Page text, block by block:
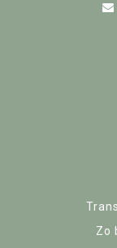
Zo